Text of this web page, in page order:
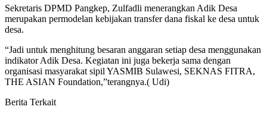
Sekretaris DPMD Pangkep, Zulfadli menerangkan Adik Desa
merupakan permodelan kebijakan transfer dana fiskal ke desa untuk
desa.
“Jadi untuk menghitung besaran anggaran setiap desa menggunakan
indikator Adik Desa. Kegiatan ini juga bekerja sama dengan
organisasi masyarakat sipil YASMIB Sulawesi, SEKNAS FITRA,
THE ASIAN Foundation,”terangnya.( Udi)
Berita Terkait